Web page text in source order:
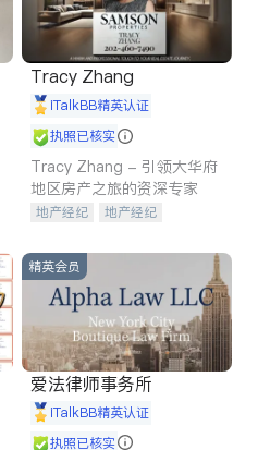
Tracy Zhang
iTalkBB精英认证
执照已核实
Tracy Zhang - 引领大华府
地区房产之旅的资深专家
地产经纪
地产经纪
商铺租售
精英会员
爱法律师事务所
iTalkBB精英认证
执照已核实